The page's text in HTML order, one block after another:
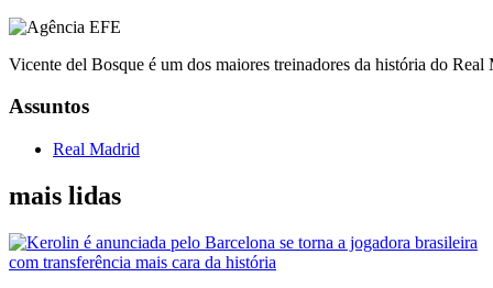
Vicente del Bosque é um dos maiores treinadores da história do Real
Assuntos
Real Madrid
mais lidas